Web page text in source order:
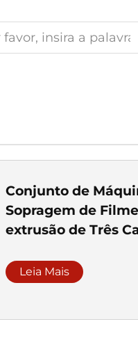
Conjunto de
Sopragem de
extrusão de Três
Leia Mais